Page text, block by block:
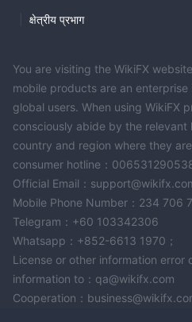
क्षेत्रीय प्रभाग
You are visiting the WikiFX
mobile products are an
global users. When using WikiFX
consciously abide by the relevant
country and region where they
consumer hotline：
Official Email：
Mobile Phone Number：234 706
Telegram：+60 103342306
Whatsapp：+852-6613 1970；
License or other information error
information to：qa@wikifx.com
Cooperation：